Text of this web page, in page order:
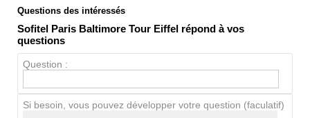
Note globale
Propreté
Chien / chat
Questions des intéressés
Sofitel Paris Baltimore Tour Eiffel répond à vos
questions
Question :
Si besoin, vous pouvez développer votre question (faculatif)